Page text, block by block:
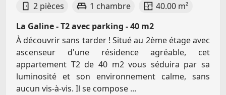
2 pièces 1 chambre
40.00 m²
La Galine - T2 avec parking - 40 m2
À découvrir sans tarder ! Situé au 2ème étage avec
ascenseur d'une résidence agréable, cet
appartement T2 de 40 m2 vous séduira par sa
luminosité et son environnement calme, sans
aucun vis-à-vis. Il se compose ...